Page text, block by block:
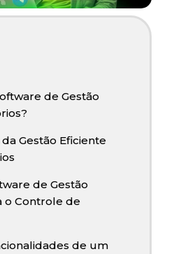
de Gestão
Gestão Eficiente
de Gestão
o Controle de
de um